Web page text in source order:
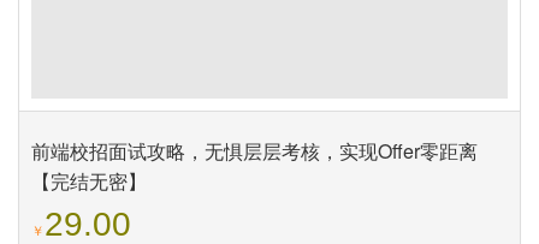
前端校招面试攻略，无惧层层考核，实现Offer零距离
【完结无密】
￥29.00